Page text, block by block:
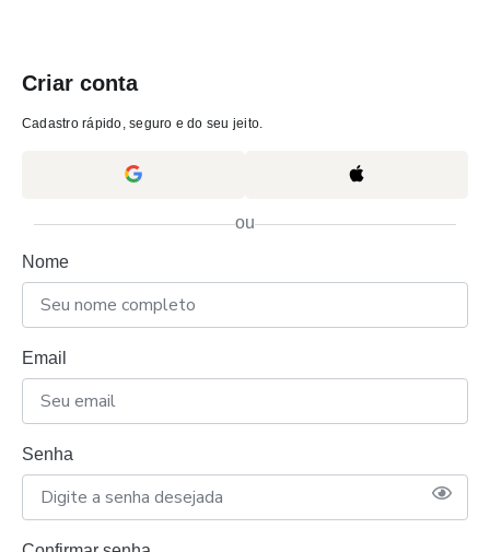
Criar conta
Cadastro rápido, seguro e do seu jeito.
ou
Nome
Email
Senha